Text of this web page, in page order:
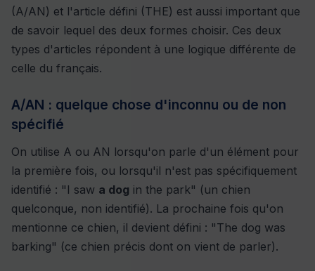
(A/AN) et l'article défini (THE) est aussi important que
de savoir lequel des deux formes choisir. Ces deux
types d'articles répondent à une logique différente de
celle du français.
A/AN : quelque chose d'inconnu ou de non
spécifié
On utilise A ou AN lorsqu'on parle d'un élément pour
la première fois, ou lorsqu'il n'est pas spécifiquement
identifié : "I saw a dog in the park" (un chien
quelconque, non identifié). La prochaine fois qu'on
mentionne ce chien, il devient défini : "The dog was
barking" (ce chien précis dont on vient de parler).